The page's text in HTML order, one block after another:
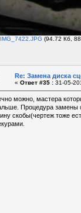
IMG_7422.JPG (94.72 Кб,
Re: Замена диска
« Ответ #35 : 31-05-
можно, мастера
Процедура
скобы(чертеж тоже